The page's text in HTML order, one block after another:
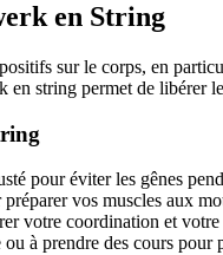
en String
sur le corps, en
string permet de libérer
pour éviter les gênes
vos muscles aux
votre coordination et
à prendre des cours pour